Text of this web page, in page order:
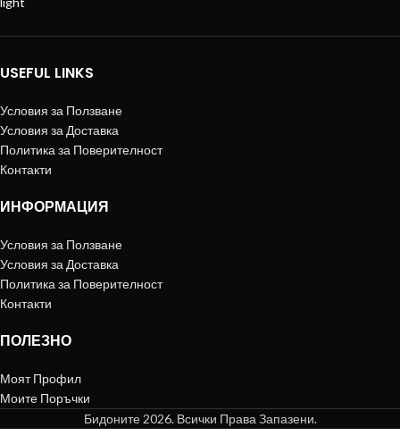
USEFUL LINKS
Условия за Ползване
Условия за Доставка
Политика за Поверителност
Контакти
ИНФОРМАЦИЯ
Условия за Ползване
Условия за Доставка
Политика за Поверителност
Контакти
ПОЛЕЗНО
Моят Профил
Моите Поръчки
Бидоните 2026. Всички Права Запазени.